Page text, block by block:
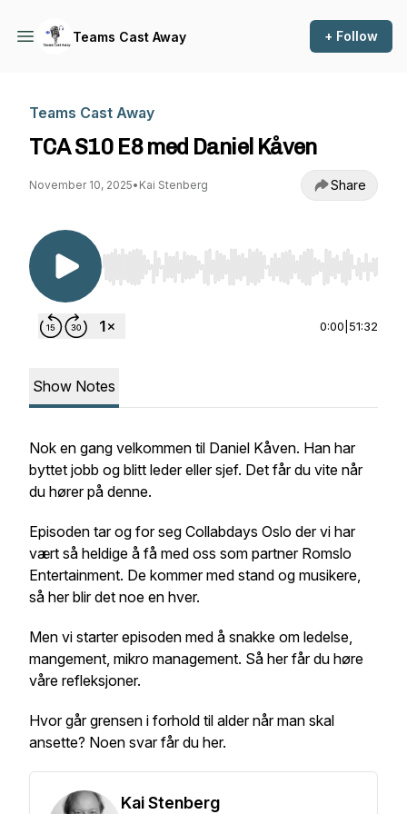
Teams Cast Away + Follow
Teams Cast Away
TCA S10 E8 med Daniel Kåven
November 10, 2025• Kai Stenberg Share
Use Left/Right to seek, Home/End to jump to
0:00 51:32
Show Notes
Nok en gang velkommen til Daniel Kåven. Han har
byttet jobb og blitt leder eller sjef. Det får du vite når
du hører på denne.
Episoden tar og for seg Collabdays Oslo der vi har
vært så heldige å få med oss som partner Romslo
Entertainment. De kommer med stand og musikere,
så her blir det noe en hver.
Men vi starter episoden med å snakke om ledelse,
mangement, mikro management. Så her får du høre
våre refleksjoner.
Hvor går grensen i forhold til alder når man skal
ansette? Noen svar får du her.
Kai Stenberg